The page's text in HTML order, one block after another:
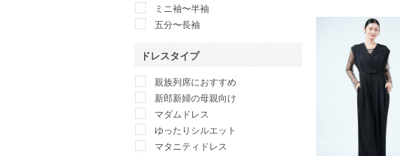
ミニ袖〜半袖
五分〜長袖
ドレスタイプ
親族列席におすすめ
新郎新婦の母親向け
マダムドレス
ゆったりシルエット
マタニティドレス